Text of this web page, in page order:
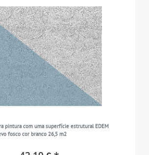
pintura com uma superfície estrutural EDEM
fosco cor branco 26,5 m2